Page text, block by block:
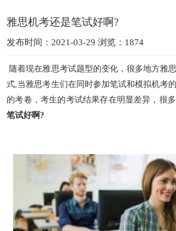
雅思机考还是笔试好啊?
发布时间：2021-03-29 浏览：1874
随着现在雅思考试题型的变化，很多地方雅
式,当雅思考生们在同时参加笔试和模拟机考
的考卷，考生的考试结果存在明显差异，很
笔试好啊?